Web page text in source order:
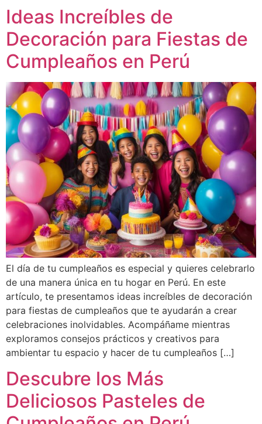
Ideas Increíbles de
Decoración para Fiestas de
Cumpleaños en Perú
El día de tu cumpleaños es especial y quieres celebrarlo
de una manera única en tu hogar en Perú. En este
artículo, te presentamos ideas increíbles de decoración
para fiestas de cumpleaños que te ayudarán a crear
celebraciones inolvidables. Acompáñame mientras
exploramos consejos prácticos y creativos para
ambientar tu espacio y hacer de tu cumpleaños […]
Descubre los Más
Deliciosos Pasteles de